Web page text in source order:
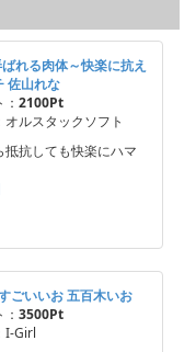
れる肉体～快楽に抗え
佐山れな
2100Pt
オルスタックソフト
抵抗しても快楽にハマ
ごいいお 五百木いお
3500Pt
I-Girl